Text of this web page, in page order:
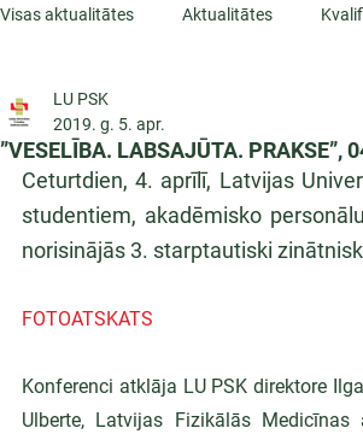
Visas aktualitātes Aktualitātes
ESF projekti
”VESELĪBA. LABSAJŪTA. PRAKSE”,
LU PSK
2019. g. 5. apr.
Ceturtdien, 4. aprīlī, Latvijas
studentiem, akadēmisko
norisinājās 3. starptautiski
FOTOATSKATS
Konferenci atklāja LU PSK direktore
Ulberte, Latvijas Fizikālās